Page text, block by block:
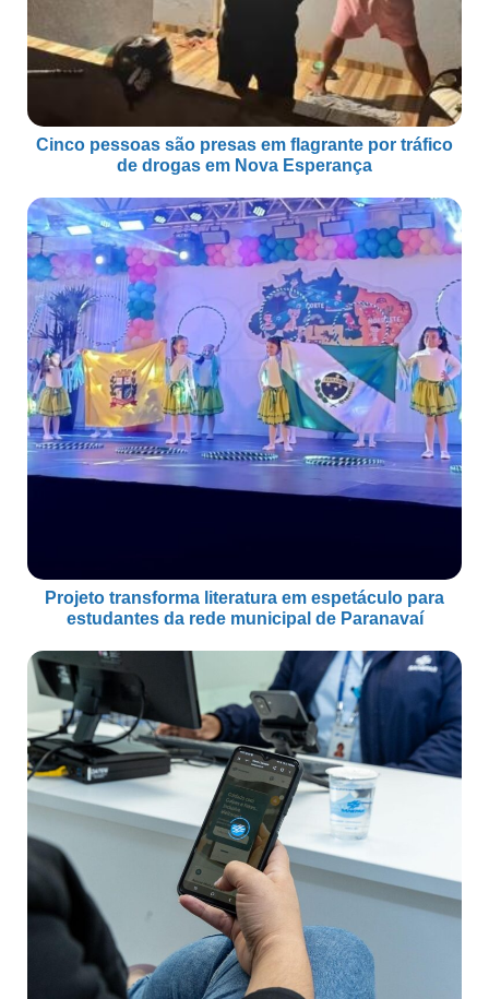
Cinco pessoas são presas em flagrante por tráfico
de drogas em Nova Esperança
Projeto transforma literatura em espetáculo para
estudantes da rede municipal de Paranavaí